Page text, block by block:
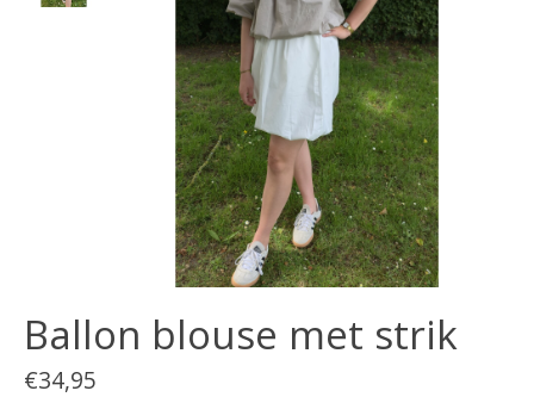
Ballon blouse met strik
€34,95